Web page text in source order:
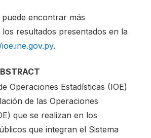
puede encontrar más
resultados presentados en la
.
Operaciones Estadísticas (IOE)
de las Operaciones
que se realizan en los
que integran el Sistema